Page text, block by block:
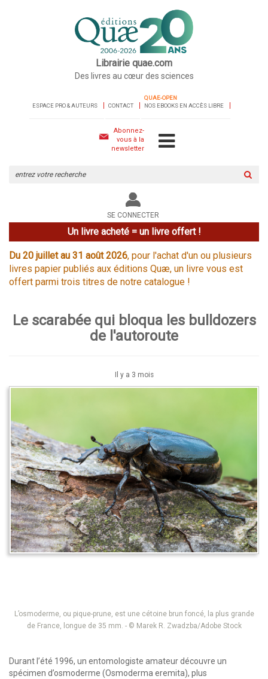
Librairie quae.com
Des livres au cœur des sciences
ESPACE PRO & AUTEURS CONTACT
QUAE-OPEN
NOS EBOOKS EN ACCÈS LIBRE
Abonnez-
vous à la
newsletter
le
site
SE CONNECTER
Un livre acheté = un livre offert !
Du 20 juillet au 31 août 2026, pour l'achat d'un ou plusieurs
livres papier publiés aux éditions Quæ, un livre vous est
offert parmi trois titres de notre catalogue !
Le scarabée qui bloqua les bulldozers
de l'autoroute
Il y a 3 mois
L’osmoderme, ou pique-prune, est une cétoine brun foncé, la plus grande
de France, longue de 35 mm. - © Marek R. Zwadzba/Adobe Stock
Durant l’été 1996, un entomologiste amateur découvre un
spécimen d’osmoderme (Osmoderma eremita), plus